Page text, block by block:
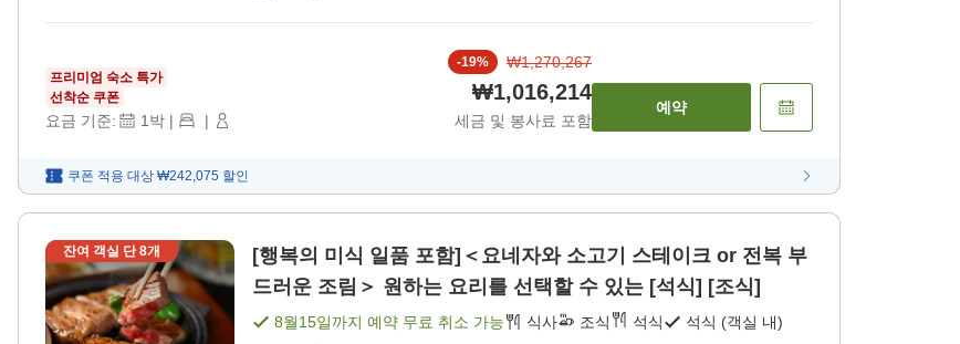
프리미엄 숙소 특가
선착순 쿠폰
요금 기준: 1 박 | |
-19% ₩1,270,267
₩1,016,214
세금 및 봉사료 포함
예약
쿠폰 적용 대상 ₩242,075 할인
잔여 객실 단8개
[행복의 미식 일품 포함]＜요네자와 소고기 스테이크 or 전복 부
드러운 조림＞ 원하는 요리를 선택할 수 있는 [석식] [조식]
8월15일까지 예약 무료 취소 가능 식사 조식 석식 석식 (객실 내)